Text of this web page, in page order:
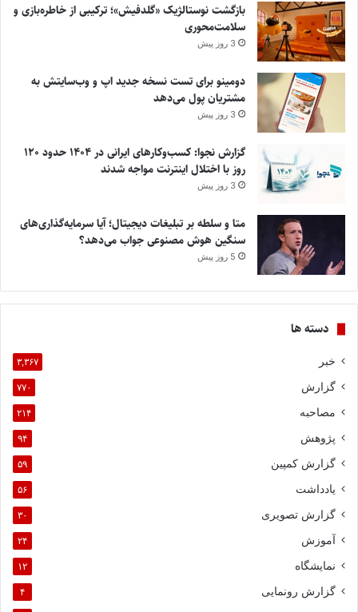
بازگشت نوستالژیک «گلدفیش»؛ ترکیبی از خاطره‌بازی و
سلامت‌محوری
3 روز پیش
دومینو برای تست نسخه جدید اپ و وب‌سایتش به
مشتریان پول می‌دهد
3 روز پیش
گزارش نجوا: کسب‌وکارهای ایرانی در ۱۴۰۴ حدود ۱۲۰
روز با اختلال اینترنت مواجه شدند
3 روز پیش
متا و سلطه بر تبلیغات دیجیتال؛ آیا سرمایه‌گذاری‌های
سنگین هوش مصنوعی جواب می‌دهد؟
5 روز پیش
دسته ها
خبر ۳,۳۶۷
گزارش ۷۷۰
مصاحبه ۲۱۴
پژوهش ۹۴
گزارش کمپین ۵۹
یادداشت ۵۶
گزارش تصویری ۳۰
آموزش ۲۴
نمایشگاه ۱۲
گزارش رونمایی ۴